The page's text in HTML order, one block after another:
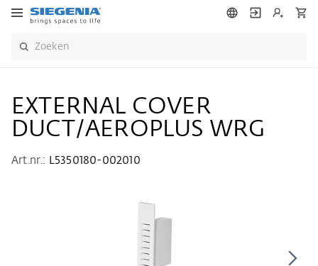
EXTERNAL COVER
DUCT/AEROPLUS WRG
Art.nr.: L5350180-002010